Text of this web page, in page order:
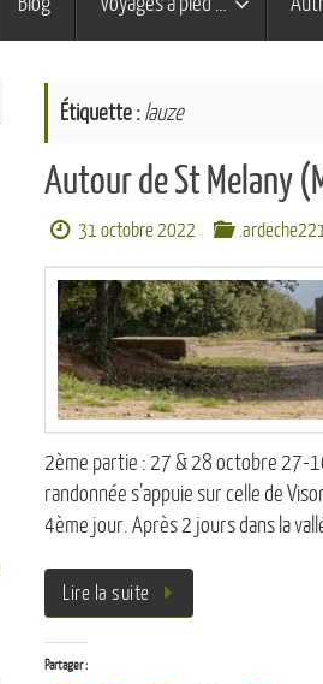
Étiquette : lauze
Autour de St Melany
31 octobre 2022
2ème partie : 27 & 28 octobre 27-
randonnée s’appuie sur celle de
4ème jour. Après 2 jours dans la
Lire la suite
Partager :